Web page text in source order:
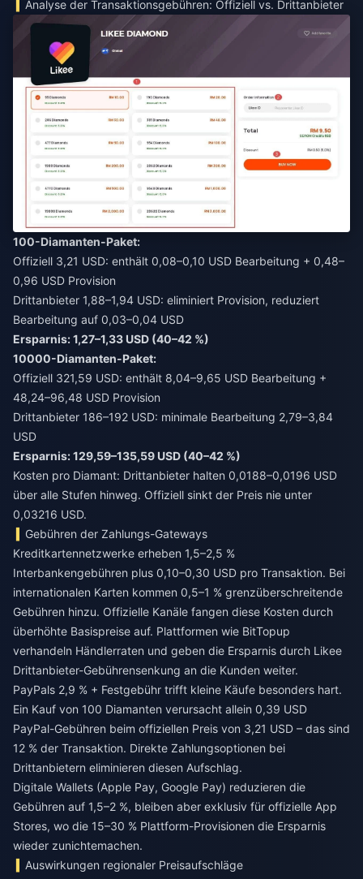
Analyse der Transaktionsgebühren: Offiziell vs. Drittanbieter
100-Diamanten-Paket:
Offiziell 3,21 USD: enthält 0,08–0,10 USD Bearbeitung + 0,48–
0,96 USD Provision
Drittanbieter 1,88–1,94 USD: eliminiert Provision, reduziert
Bearbeitung auf 0,03–0,04 USD
Ersparnis: 1,27–1,33 USD (40–42 %)
10000-Diamanten-Paket:
Offiziell 321,59 USD: enthält 8,04–9,65 USD Bearbeitung +
48,24–96,48 USD Provision
Drittanbieter 186–192 USD: minimale Bearbeitung 2,79–3,84
USD
Ersparnis: 129,59–135,59 USD (40–42 %)
Kosten pro Diamant: Drittanbieter halten 0,0188–0,0196 USD
über alle Stufen hinweg. Offiziell sinkt der Preis nie unter
0,03216 USD.
Gebühren der Zahlungs-Gateways
Kreditkartennetzwerke erheben 1,5–2,5 %
Interbankengebühren plus 0,10–0,30 USD pro Transaktion. Bei
internationalen Karten kommen 0,5–1 % grenzüberschreitende
Gebühren hinzu. Offizielle Kanäle fangen diese Kosten durch
überhöhte Basispreise auf. Plattformen wie BitTopup
verhandeln Händlerraten und geben die Ersparnis durch Likee
Drittanbieter-Gebührensenkung an die Kunden weiter.
PayPals 2,9 % + Festgebühr trifft kleine Käufe besonders hart.
Ein Kauf von 100 Diamanten verursacht allein 0,39 USD
PayPal-Gebühren beim offiziellen Preis von 3,21 USD – das sind
12 % der Transaktion. Direkte Zahlungsoptionen bei
Drittanbietern eliminieren diesen Aufschlag.
Digitale Wallets (Apple Pay, Google Pay) reduzieren die
Gebühren auf 1,5–2 %, bleiben aber exklusiv für offizielle App
Stores, wo die 15–30 % Plattform-Provisionen die Ersparnis
wieder zunichtemachen.
Auswirkungen regionaler Preisaufschläge